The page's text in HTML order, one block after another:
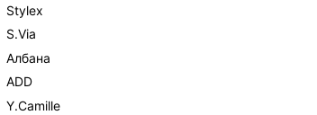
Stylex
S.Via
Албана
ADD
Y.Camille